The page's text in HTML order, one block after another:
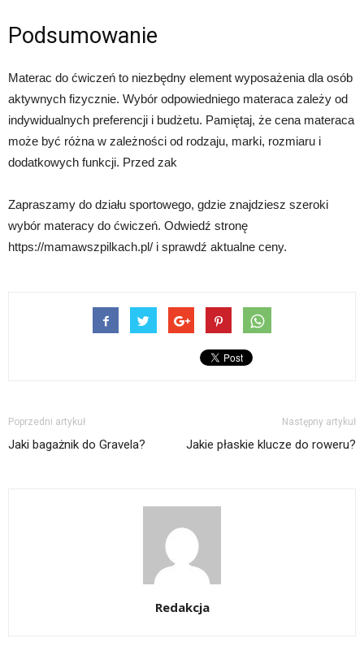
Podsumowanie
Materac do ćwiczeń to niezbędny element wyposażenia dla osób
aktywnych fizycznie. Wybór odpowiedniego materaca zależy od
indywidualnych preferencji i budżetu. Pamiętaj, że cena materaca
może być różna w zależności od rodzaju, marki, rozmiaru i
dodatkowych funkcji. Przed zak
Zapraszamy do działu sportowego, gdzie znajdziesz szeroki
wybór materacy do ćwiczeń. Odwiedź stronę
https://mamawszpilkach.pl/ i sprawdź aktualne ceny.
Poprzedni artykuł
Jaki bagażnik do Gravela?
Następny artykuł
Jakie płaskie klucze do roweru?
Redakcja